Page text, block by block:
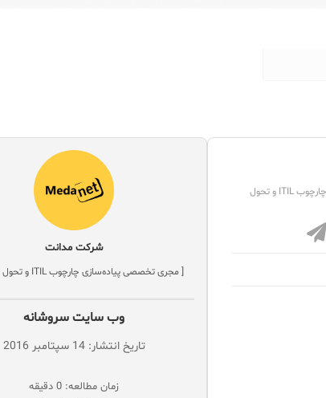
[ مجری تخصصی پیاده‌سازی چارچوب ITIL و تحول
شرکت مدانت
[ مجری تخصصی پیاده‌سازی چارچوب ITIL و تحول دیجیتال ]
وب سایت سروشانه
تاریخ انتشار: 14 سپتامبر 2016
زمان مطالعه: 0 دقیقه